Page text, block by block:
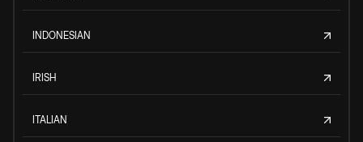
INDONESIAN
IRISH
ITALIAN